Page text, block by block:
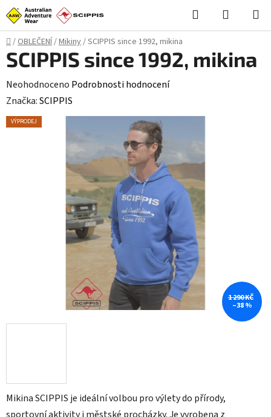
Přejít
na
obsah
Hledat
KOŠÍK
Domů
/OBLEČENÍ/Mikiny/SCIPPIS since 1992, mikina
Mikina SCIPPIS je ideální volbou pro výlety do přírody,
SCIPPIS since 1992, mikina
Průměrné
hodnocení
produktu
Neohodnoceno Podrobnosti hodnocení
Značka:SCIPPIS
VÝPRODEJ
1 290 KČ
–38 %